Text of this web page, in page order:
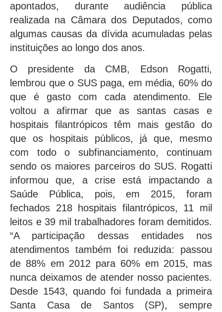
apontados, durante audiência pública
realizada na Câmara dos Deputados, como
algumas causas da dívida acumuladas pelas
instituições ao longo dos anos.
O presidente da CMB, Edson Rogatti,
lembrou que o SUS paga, em média, 60% do
que é gasto com cada atendimento. Ele
voltou a afirmar que as santas casas e
hospitais filantrópicos têm mais gestão do
que os hospitais públicos, já que, mesmo
com todo o subfinanciamento, continuam
sendo os maiores parceiros do SUS. Rogatti
informou que, a crise está impactando a
Saúde Pública, pois, em 2015, foram
fechados 218 hospitais filantrópicos, 11 mil
leitos e 39 mil trabalhadores foram demitidos.
“A participação dessas entidades nos
atendimentos também foi reduzida: passou
de 88% em 2012 para 60% em 2015, mas
nunca deixamos de atender nosso pacientes.
Desde 1543, quando foi fundada a primeira
Santa Casa de Santos (SP), sempre